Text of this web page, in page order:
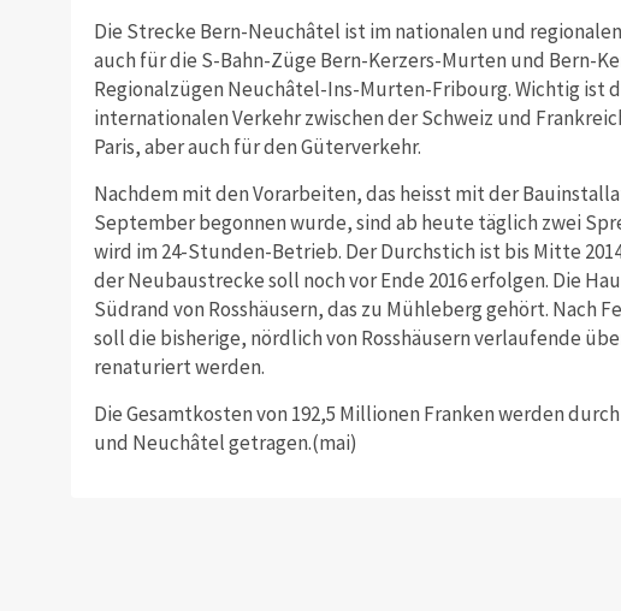
Die Strecke Bern-Neuchâtel ist im nationalen und
auch für die S-Bahn-Züge Bern-Kerzers-Murten und Bern-
Regionalzügen Neuchâtel-Ins-Murten-Fribourg. Wichtig ist
internationalen Verkehr zwischen der Schweiz und
Paris, aber auch für den Güterverkehr.
Nachdem mit den Vorarbeiten, das heisst mit der
September begonnen wurde, sind ab heute täglich zwei
wird im 24-Stunden-Betrieb. Der Durchstich ist bis Mitte
der Neubaustrecke soll noch vor Ende 2016 erfolgen. Die
Südrand von Rosshäusern, das zu Mühleberg gehört. Nach
soll die bisherige, nördlich von Rosshäusern verlaufende
renaturiert werden.
Die Gesamtkosten von 192,5 Millionen Franken werden
und Neuchâtel getragen.(mai)